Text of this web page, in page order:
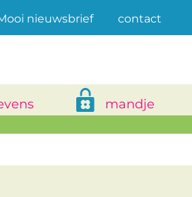
nieuwsbrief contact
mandje